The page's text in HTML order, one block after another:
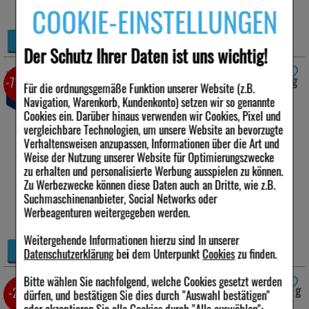
COOKIE-EINSTELLUNGEN
Der Schutz Ihrer Daten ist uns wichtig!
Für die ordnungsgemäße Funktion unserer Website (z.B.
Navigation, Warenkorb, Kundenkonto) setzen wir so genannte
Cookies ein. Darüber hinaus verwenden wir Cookies, Pixel und
vergleichbare Technologien, um unsere Website an bevorzugte
Verhaltensweisen anzupassen, Informationen über die Art und
Weise der Nutzung unserer Website für Optimierungszwecke
zu erhalten und personalisierte Werbung ausspielen zu können.
Zu Werbezwecke können diese Daten auch an Dritte, wie z.B.
Suchmaschinenanbieter, Social Networks oder
Werbeagenturen weitergegeben werden.
Weitergehende Informationen hierzu sind In unserer
Datenschutzerklärungbei dem UnterpunktCookieszu finden.
Bitte wählen Sie nachfolgend, welche Cookies gesetzt werden
dürfen, und bestätigen Sie dies durch "Auswahl bestätigen"
990,00 €
derzeit nicht lieferbar
Details
ACICLOBETA Lippenherpes Creme
2 g
*
Anbieter: betapharm
Arzneimittel GmbH
Menge: 2g
Darreichungsform: Creme
PZN: 07518881
1,49 €
Statt: 5,22 €²
inkl. MwSt zzgl.
-71,5%
derzeit nicht lieferbar
Details
PENCIVIR bei Lippenherpes Creme 2 g
-28%